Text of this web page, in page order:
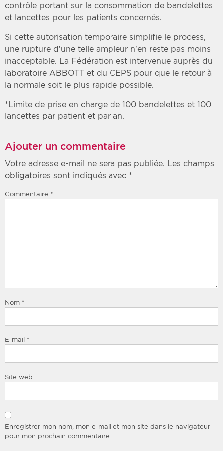
contrôle portant sur la consommation de bandelettes
et lancettes pour les patients concernés.
Si cette autorisation temporaire simplifie le process,
une rupture d’une telle ampleur n’en reste pas moins
inacceptable. La Fédération est intervenue auprès du
laboratoire ABBOTT et du CEPS pour que le retour à
la normale soit le plus rapide possible.
*Limite de prise en charge de 100 bandelettes et 100
lancettes par patient et par an.
Ajouter un commentaire
Votre adresse e-mail ne sera pas publiée. Les champs
obligatoires sont indiqués avec *
Commentaire *
Nom *
E-mail *
Site web
Enregistrer mon nom, mon e-mail et mon site dans le navigateur
pour mon prochain commentaire.